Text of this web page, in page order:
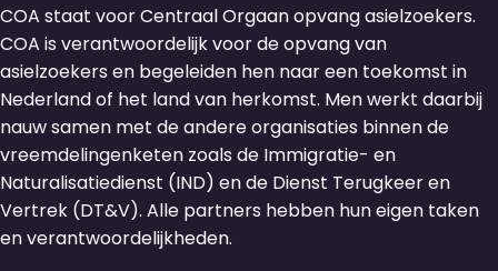
COA staat voor Centraal Orgaan opvang asielzoekers.
COA is verantwoordelijk voor de opvang van
asielzoekers en begeleiden hen naar een toekomst in
Nederland of het land van herkomst. Men werkt daarbij
nauw samen met de andere organisaties binnen de
vreemdelingenketen zoals de Immigratie- en
Naturalisatiedienst (IND) en de Dienst Terugkeer en
Vertrek (DT&V). Alle partners hebben hun eigen taken
en verantwoordelijkheden.